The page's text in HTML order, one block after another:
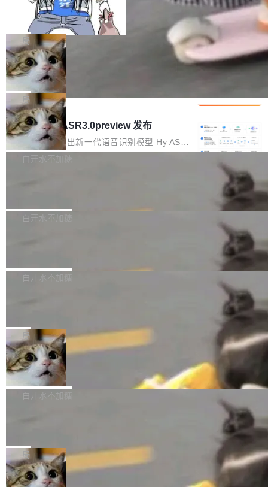
b 安装 支持 Java 8+（8~26）、macOS / Linu
x / Windows / Harmony PC。 # macOS / Linu
x / Harmony PC curl -fsSL https://solon.noea
r.org/solon...
个文件，其规模远超单次模型调用可承载的上下
文窗口。随着项目规模的持续扩张与代码历史的
不断累积，代码仓中的模块关系、接口契约、业
务逻辑等关键信息往往分散于数十乃至数百个文
件之中，形成高度复杂的知识关联网络。传统的
代码检索手段（如关键词匹配、目录遍历）仅能
在语法层面完成文本定位，难以触及代码的语义
内涵与结构关联，导致开发者使用代码智能体在
理解大规模代码仓时面临显著"代码仓理解"瓶
颈。 代码仓深度理解服务（以下简称" CodeBas
e深度理解服务"）是华为云码道（CodeA...
一条“删库”命令跑 17 小时，算法工程
师删光 89TB 数据只为干私活
最高人民检察院8月4日公布了一起案件：北京一
名90后算法工程师王某，为了给自己接的私活腾
服务器空间，删光了公司AI游戏部门的全部核心
数据。 王某2024年1月入职东城区某科技公司AI
短剧部门，有互联网大厂背景。在公司内部架构
调整期间，部门三次通知全员将数据从A集群迁
移到B集群，王某都回复了"收到"。 他没有迁移
数据。2024年9月3日下午4点，他使用此前登录
的账号密码进入A集群，输入了一条被程序员圈
称为"删库跑路"的命令——最高管理员权限、无
自研的多个文生3D和...
局
Cloudflare 分享推理优化实践：KV ca
che 量化 + 权重压缩，吞吐量提升 4
1%，成本降 30%
Kimi 和 GLM 是当前最强的大模型系列之一，但
它们有一个共同的问题：太吃显存了。月之暗面
的 Kimi K 系列和智谱的 GLM 都是长上下文、M
oE 架构的大模型，好用到让人上瘾，但 GPU 显
存永远不够用。 Cloudflare 的 Workers AI 团队
一直在跑这些模型的推理。他们在官方博客上发
整性保护。效果是：吞吐量提升 41%，每 token
局
腾讯混元 Hy ASR3.0preview 发布
腾讯混元正式推出新一代语音识别模型 Hy ASR
3.0preview。基于最新一代大语言模型 Hy3 的
让语音识别不再只是听清，而是真正听懂。通过
w 不要求标准普通话，方言识别覆盖粤语、吴语
白开水不加糖
新和少量网页兼容性修复版本。 Changes/fixe
容提供的字体时出现的几个问题 为避免音频加
质的最低采样率）的音频格式将被拒绝 修复了 C
SS 圆角虚线样式中可能存在的问题 如果表单中
的图像元素不在同一个子树中，则它们将不再关
联 加...
白开水不加糖
发布的 Release Notes，他利用 AI 工具（如 Co
最强的若干项。对于尚未正式发版的 PG 19，则
通过拉取过去一年内（从 PG 18 Beta1 时间点
至今）的所有 commit，同样交由 AI 分析提炼。
经过人工复核，准确度令人满意。这一方法也为
社区爱好者提供了高效跟踪新版本的思路。
白开水不加糖
维护工作一直与我的日常工作、家务、社交生活
和休闲娱乐竞争时间。" 这是 libexpat 维护者 S
ebastian Pipping 写在博客里的话。8 月 4 日，
他宣布了一个新消息：从 2026 年 8 月 1 日起，
他可以全职维护 libexpat 了，最长 6 个月。发
库之一。你的操作系统、浏览器、无数的基础设
施软件，很可能都在用它。而过去十年，维护它
的人一直在用业余...
局
Firefox 153.0.3 发布
Firefox 153.0.3 现已发布，具体更新内容如
下： New Smart Window 包含多项增强功能：
gi?id=2019042">Bug&nbsp;2019042</a>）</l
i> <li>现在，助手可以直接使用 Exa 的网络搜索
结果回答问题，而无需将问题转交给搜索引擎。
白开水不加糖
的 npm 包。项目的核心论点是：容器不适合 Ag
ent 计算。真正适合的，是 Isolate。 Cloudflare
工程师在这件事上没什么可谦虚的——他们用 W
局
OpenAI 公开邮件和聊天记录回应苹果